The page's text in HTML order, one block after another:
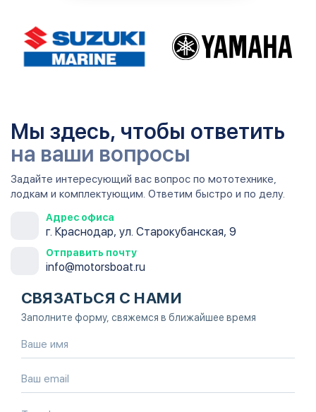
Мы здесь, чтобы ответить
на ваши вопросы
Задайте интересующий вас вопрос по мототехнике,
лодкам и комплектующим. Ответим быстро и по делу.
Адрес офиса
г. Краснодар, ул. Старокубанская, 9
Отправить почту
info@motorsboat.ru
СВЯЗАТЬСЯ С НАМИ
Заполните форму, свяжемся в ближайшее время